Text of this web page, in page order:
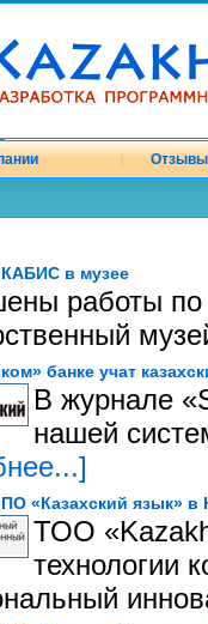
Отзывы
в музее
работы
банке учат
В журнале
нашей
«Казахский язык»
ТОО
технологии